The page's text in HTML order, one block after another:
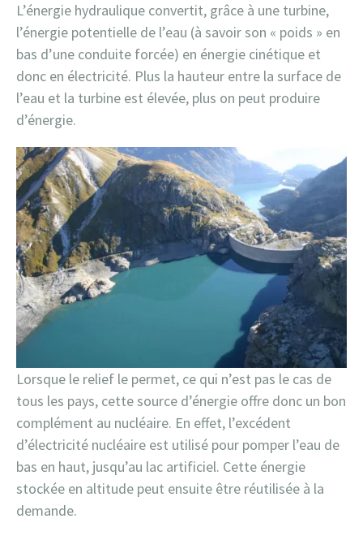
L’énergie hydraulique convertit, grâce à une turbine,
l’énergie potentielle de l’eau (à savoir son « poids » en
bas d’une conduite forcée) en énergie cinétique et
donc en électricité. Plus la hauteur entre la surface de
l’eau et la turbine est élevée, plus on peut produire
d’énergie.
Lorsque le relief le permet, ce qui n’est pas le cas de
tous les pays, cette source d’énergie offre donc un bon
complément au nucléaire. En effet, l’excédent
d’électricité nucléaire est utilisé pour pomper l’eau de
bas en haut, jusqu’au lac artificiel. Cette énergie
stockée en altitude peut ensuite être réutilisée à la
demande.